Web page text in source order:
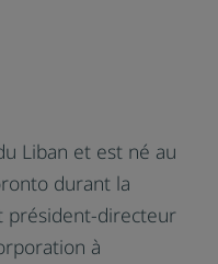
Liban et est né au
durant la
président-directeur
à